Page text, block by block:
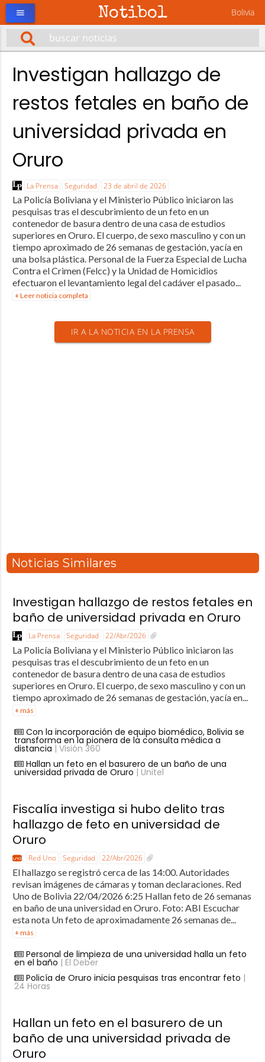
Notibol Bolivia
menu
Investigan hallazgo de
restos fetales en baño de
universidad privada en
Oruro
La Prensa Seguridad 23 de abril de 2026
La Policía Boliviana y el Ministerio Público iniciaron las
pesquisas tras el descubrimiento de un feto en un
contenedor de basura dentro de una casa de estudios
superiores en Oruro. El cuerpo, de sexo masculino y con un
tiempo aproximado de 26 semanas de gestación, yacía en
una bolsa plástica. Personal de la Fuerza Especial de Lucha
Contra el Crimen (Felcc) y la Unidad de Homicidios
efectuaron el levantamiento legal del cadáver el pasado...
+ Leer noticia completa
IR A LA NOTICIA EN LA PRENSA
Noticias Similares
Investigan hallazgo de restos fetales en
baño de universidad privada en Oruro
La Prensa Seguridad 22/Abr/2026
La Policía Boliviana y el Ministerio Público iniciaron las
pesquisas tras el descubrimiento de un feto en un
contenedor de basura dentro de una casa de estudios
superiores en Oruro. El cuerpo, de sexo masculino y con un
tiempo aproximado de 26 semanas de gestación, yacía en...
+ más
Con la incorporación de equipo biomédico, Bolivia se
transforma en la pionera de la consulta médica a
distancia | Visión 360
Hallan un feto en el basurero de un baño de una
universidad privada de Oruro | Unitel
Fiscalía investiga si hubo delito tras
hallazgo de feto en universidad de
Oruro
Red Uno Seguridad 22/Abr/2026
El hallazgo se registró cerca de las 14:00. Autoridades
revisan imágenes de cámaras y toman declaraciones. Red
Uno de Bolivia 22/04/2026 6:25 Hallan feto de 26 semanas
en baño de una universidad en Oruro. Foto: ABI Escuchar
esta nota Un feto de aproximadamente 26 semanas de...
+ más
Personal de limpieza de una universidad halla un feto
en el baño | El Deber
Policía de Oruro inicia pesquisas tras encontrar feto |
24 Horas
Hallan un feto en el basurero de un
baño de una universidad privada de
Oruro